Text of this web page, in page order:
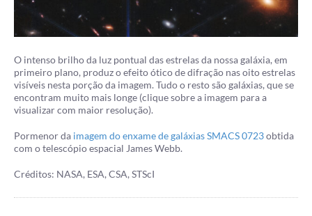
O intenso brilho da luz pontual das estrelas da nossa galáxia, em
primeiro plano, produz o efeito ótico de difração nas oito estrelas
visíveis nesta porção da imagem. Tudo o resto são galáxias, que se
encontram muito mais longe (clique sobre a imagem para a
visualizar com maior resolução).
Pormenor da imagem do enxame de galáxias SMACS 0723obtida
com o telescópio espacial James Webb.
Créditos: NASA, ESA, CSA, STScI